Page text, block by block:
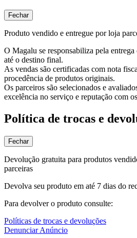
Fechar
Produto vendido e entregue por loja
O Magalu se responsabiliza pela
até o destino final.
As vendas são certificadas com nota
procedência de produtos originais.
Os parceiros são selecionados e
excelência no serviço e reputação com
Política de trocas e
Fechar
Devolução gratuita para produtos
parceiras
Devolva seu produto em até 7 dias do
Para devolver o produto consulte:
Políticas de trocas e devoluções
Denunciar Anúncio